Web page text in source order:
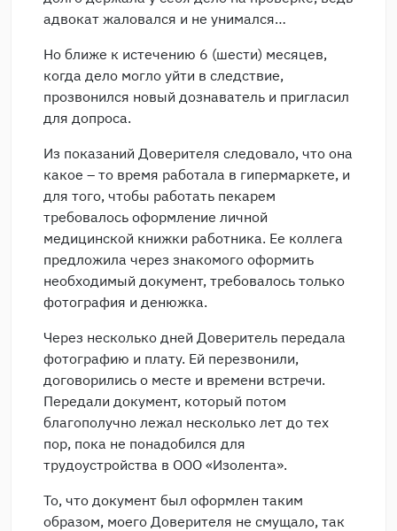
адвокат жаловался и не унимался…
Но ближе к истечению 6 (шести) месяцев,
когда дело могло уйти в следствие,
прозвонился новый дознаватель и пригласил
для допроса.
Из показаний Доверителя следовало, что она
какое – то время работала в гипермаркете, и
для того, чтобы работать пекарем
требовалось оформление личной
медицинской книжки работника. Ее коллега
предложила через знакомого оформить
необходимый документ, требовалось только
фотография и денюжка.
Через несколько дней Доверитель передала
фотографию и плату. Ей перезвонили,
договорились о месте и времени встречи.
Передали документ, который потом
благополучно лежал несколько лет до тех
пор, пока не понадобился для
трудоустройства в ООО «Изолента».
То, что документ был оформлен таким
образом, моего Доверителя не смущало, так